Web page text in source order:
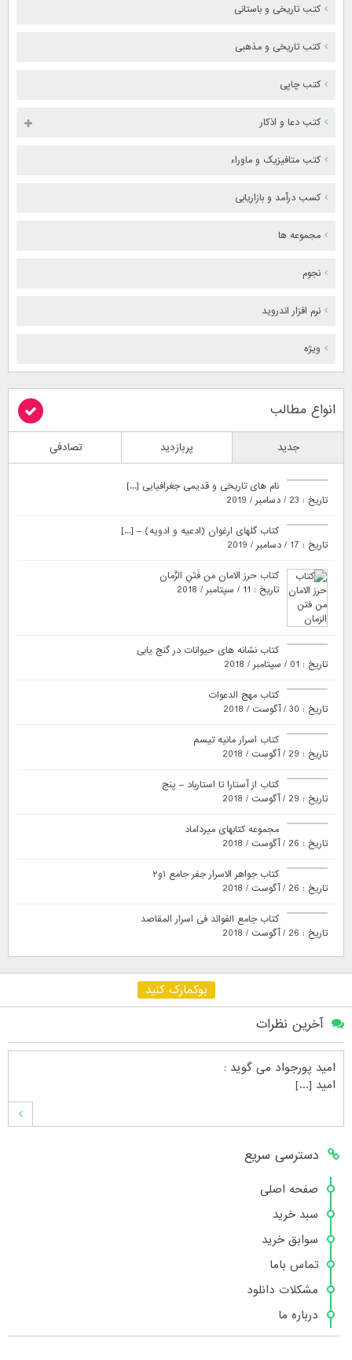
کتب تاریخی و باستانی
کتب تاریخی و مذهبی
کتب چاپی
کتب دعا و اذکار
کتب متافیزیک و ماوراء
کسب درآمد و بازاریابی
مجموعه ها
نجوم
نرم افزار اندروید
ویژه
انواع مطالب
جدید پربازدید تصادفی
نام های تاریخی و قدیمی جغرافیایی [...]
تاریخ : 23 / دسامبر / 2019
کتاب گلهای ارغوان (ادعیه و ادویه) – [...]
تاریخ : 17 / دسامبر / 2019
کتاب حرز الامان مَن فَتَنِ الزَّمان
تاریخ : 11 / سپتامبر / 2018
کتاب نشانه های حیوانات در گنج یابی
تاریخ : 01 / سپتامبر / 2018
کتاب مهج الدعوات
تاریخ : 30 / آگوست / 2018
کتاب اسرار مانیه تیسم
تاریخ : 29 / آگوست / 2018
کتاب از آستارا تا استارباد – پنج
تاریخ : 29 / آگوست / 2018
مجموعه کتابهای میرداماد
تاریخ : 26 / آگوست / 2018
کتاب جواهر الاسرار جفر جامع ۱و۲
تاریخ : 26 / آگوست / 2018
کتاب جامع الفوائد فی اسرار المقاصد
تاریخ : 26 / آگوست / 2018
بوکمارک کنید
آخرین نظرات
امید پورجواد می گوید :
امید [...]
محمدشهنوازیمی گوید :
سلام بنده محمد شهنوازی فقط بوسیله ا [...]
محمدمی گوید :
سلام تعداد کتاب۶در سایت زیاد نیست [...]
هانیه عسگری
بسیار عالی [...]
دسترسی سریع
صفحه اصلی
سبد خرید
سوابق خرید
تماس باما
مشکلات دانلود
درباره ما